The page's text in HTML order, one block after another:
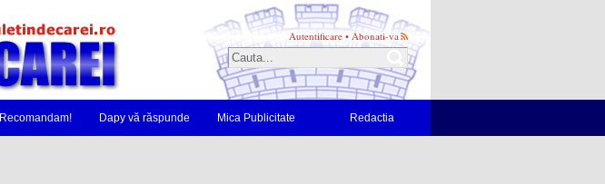
Autentificare • Abonati-va
Recomandam! Dapy vă răspunde Mica Publicitate Redactia